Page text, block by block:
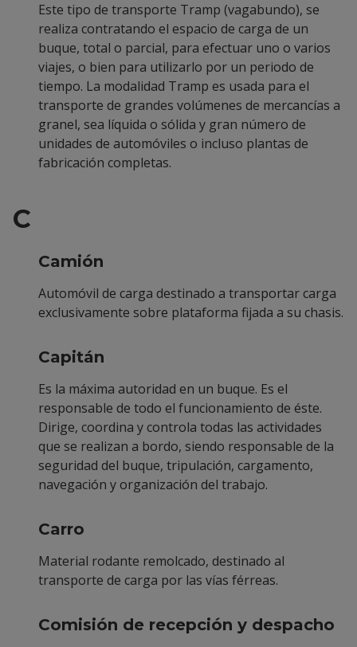
Este tipo de transporte Tramp (vagabundo), se
realiza contratando el espacio de carga de un
buque, total o parcial, para efectuar uno o varios
viajes, o bien para utilizarlo por un periodo de
tiempo. La modalidad Tramp es usada para el
transporte de grandes volúmenes de mercancías a
granel, sea líquida o sólida y gran número de
unidades de automóviles o incluso plantas de
fabricación completas.
C
Camión
Automóvil de carga destinado a transportar carga
exclusivamente sobre plataforma fijada a su chasis.
Capitán
Es la máxima autoridad en un buque. Es el
responsable de todo el funcionamiento de éste.
Dirige, coordina y controla todas las actividades
que se realizan a bordo, siendo responsable de la
seguridad del buque, tripulación, cargamento,
navegación y organización del trabajo.
Carro
Material rodante remolcado, destinado al
transporte de carga por las vías férreas.
Comisión de recepción y despacho